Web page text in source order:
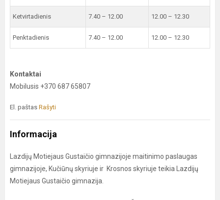
Ketvirtadienis 7.40 – 12.00 12.00 – 12.30
Penktadienis 7.40 – 12.00 12.00 – 12.30
Kontaktai
Mobilusis +370 687 65807
El. paštas Rašyti
Informacija
Lazdijų Motiejaus Gustaičio gimnazijoje maitinimo paslaugas
gimnazijoje, Kučiūnų skyriuje ir Krosnos skyriuje teikia Lazdijų
Motiejaus Gustaičio gimnazija.